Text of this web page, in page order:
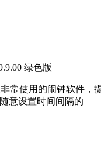
绿色版
常使用的闹钟软件，
意设置时间间隔的